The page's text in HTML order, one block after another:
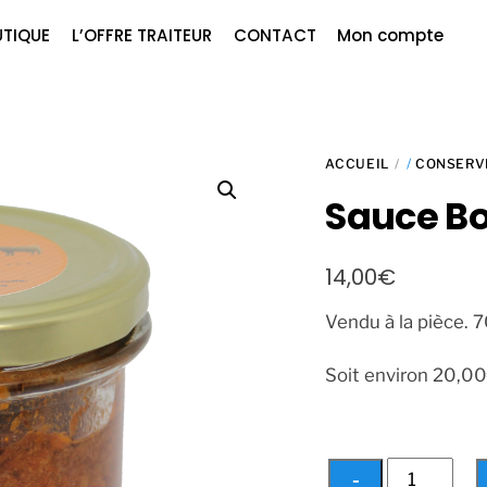
L’OFFRE TRAITEUR CONTACT Mon compte
ACCUEIL /
Sauce
14,00€
Vendu à la pièce.
Soit environ
−
quantité